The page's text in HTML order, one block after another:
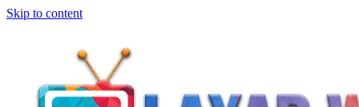
Skip to content